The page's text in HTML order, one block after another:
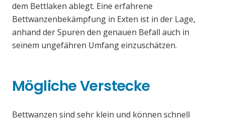
dem Bettlaken ablegt. Eine erfahrene
Bettwanzenbekämpfung in Exten ist in der Lage,
anhand der Spuren den genauen Befall auch in
seinem ungefähren Umfang einzuschätzen.
Mögliche Verstecke
Bettwanzen sind sehr klein und können schnell